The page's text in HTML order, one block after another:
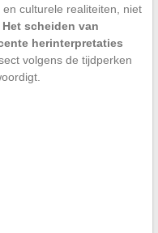
culturele realiteiten, niet
Het scheiden van
herinterpretaties
volgens de tijdperken